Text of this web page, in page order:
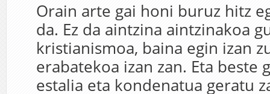
Orain arte gai honi buruz hitz
da. Ez da aintzina aintzinakoa
kristianismoa, baina egin izan
erabatekoa izan zan. Eta beste
estalia eta kondenatua geratu